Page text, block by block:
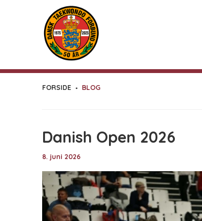
FORSIDE BLOG
Danish Open 2026
8. juni 2026